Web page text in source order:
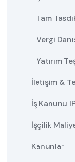
Tam
Vergi
Yatırım
İletişim &
İş Kanunu
İşçilik
Kanunlar